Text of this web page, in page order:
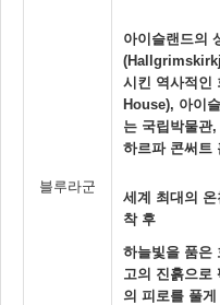
블루라군
아이슬랜드의
시킨 역사적인
House), 아이
는 국립박물관
하르파 콘써트
세계 최대의
착 후
하늘빛을 품은
고의 진흙으로
의 피로를 풀